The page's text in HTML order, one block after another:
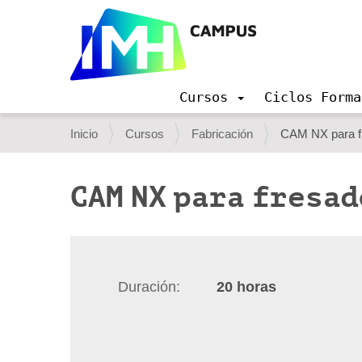
v
a
c
Cursos Ciclos
U
s
e
Inicio Cursos Fabricación CAM NX para
CAM NX para
Duración 20 horas